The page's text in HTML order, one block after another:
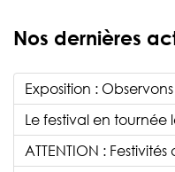
Nos dernières
Exposition :
Le festival en tournée
ATTENTION :